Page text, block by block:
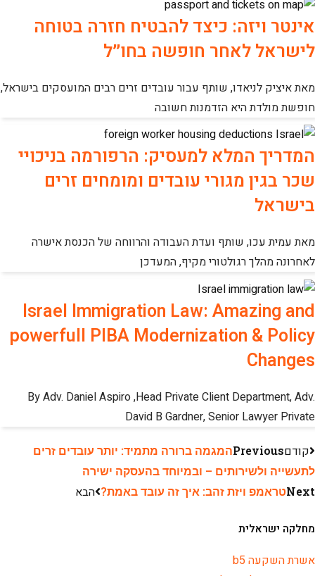
אינטר ויזה: כיצד להבטיח חזרה בטוחה
לישראל לאחר חופשה בחו״ל
מאת איציק לניאדו, שותף עבור עובדים זרים רבים המועסקים בישראל,
חופשת מולדת היא הזדמנות חשובה
המדריך המלא למעסיק: הרפורמה בניכויי
שכר בגין מגורי עובדים ומומחים זרים
בישראל
מאת עמית עכו, שותף ועדת העבודה והרווחה של הכנסת אישרה
לאחרונה מהלך רגולטורי מקיף, המעדכן
Israel Immigration Law: Amazing and
powerfull PIBA Modernization & Policy
Changes
By Adv. Daniel Aspiro ,Head Private Client Department, Adv.
David B Gardner, Senior Lawyer Private
קודםPreviousהמגמה ברורה מתמיד: יותר עובדים זרים
לתעשייה ולשירותים – ובמיוחד בהעסקה ישירה
Nextטראמפ ויזת זהב: איך זה עובד באמת? הבא
מחלקה ישראלית
אשרת השקעה b5